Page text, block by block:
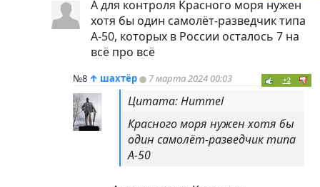
А для контроля Красного моря нужен
хотя бы один самолёт-разведчик типа
А-50, которых в России осталось 7 на
всё про всё
№8 ↑ шахтёр 7 марта 2024 00:03 +2
Цитата: Hummel
Красного моря нужен хотя бы
один самолёт-разведчик типа
А-50